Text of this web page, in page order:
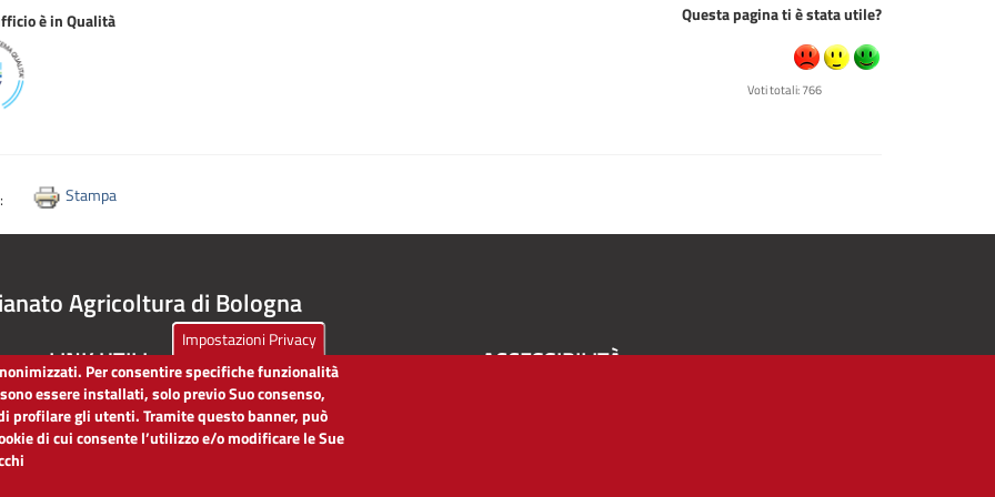
Questa pagina ti è stata utile?
Voti totali: 766
è in Qualità
Stampa
Agricoltura di Bologna
LINK UTILI
Dichiarazione di accessibilità
Obiettivi di accessibilità
ACCESSIBILITÀ
Impostazioni Privacy
Per consentire specifiche funzionalità
essere installati, solo previo Suo consenso,
profilare gli utenti. Tramite questo banner, può
di cui consente l’utilizzo e/o modificare le Sue